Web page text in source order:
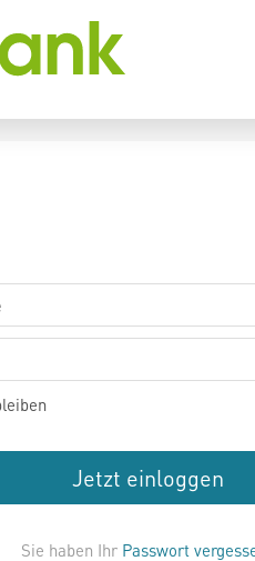
Jetzt einloggen
Sie haben Ihr Passwort